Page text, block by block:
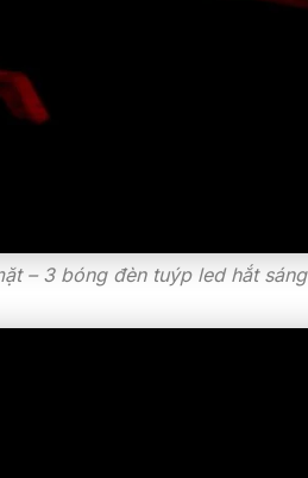
– 3 bóng đèn tuýp led hắt sáng